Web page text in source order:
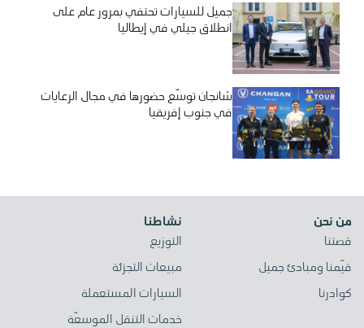
جميل للسيارات تحتفي بمرور عام على
انطلاق جيلي في إيطاليا
شانجان توسّع حضورها في مجال الرعايات
في جنوب إفريقيا
من نحن
قصتنا
قيّمنا ومبادئ جميل
كوادرنا
نشاطنا
التوزيع
مبيعات التجزئة
السيارات المستعملة
خدمات التنقل الموسعّة